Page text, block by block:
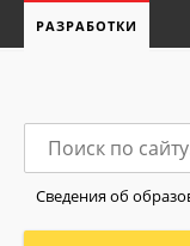
РАЗРАБОТКИ
Сведения об